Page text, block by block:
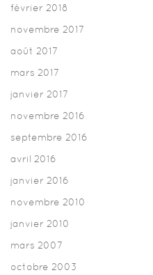
février 2018
novembre 2017
août 2017
mars 2017
janvier 2017
novembre 2016
septembre 2016
avril 2016
janvier 2016
novembre 2010
janvier 2010
mars 2007
octobre 2003